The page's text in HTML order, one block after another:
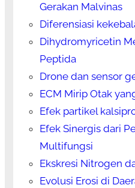
Gerakan Malvinas
Diferensiasi
Dihydromyricetin
Peptida
Drone dan sensor
ECM Mirip Otak
Efek partikel
Efek Sinergis dari
Multifungsi
Ekskresi Nitrogen
Evolusi Erosi di